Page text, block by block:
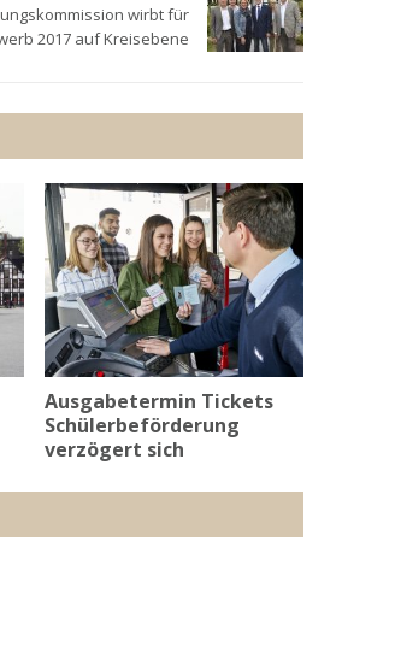
wirbt für
2017 auf Kreisebene
Ausgabetermin Tickets
Schülerbeförderung
verzögert sich